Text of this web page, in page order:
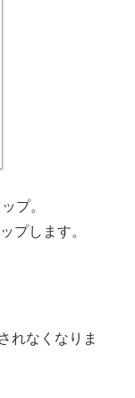
プ。
プします。
れなくなりま